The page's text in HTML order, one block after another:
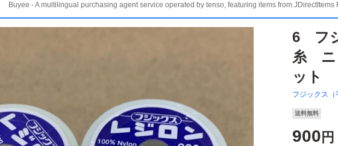
Buyee - A multilingual purchasing agent service operated by tenso, featuring items from
6 フ
糸 ニ
ット
フジックス（
送料無料
900 円